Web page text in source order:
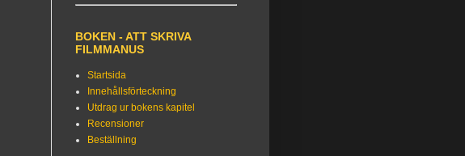
BOKEN - ATT SKRIVA
FILMMANUS
Startsida
Innehållsförteckning
Utdrag ur bokens kapitel
Recensioner
Beställning